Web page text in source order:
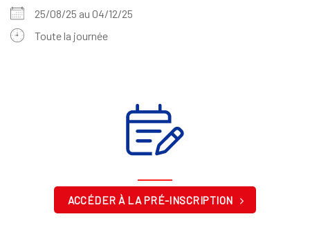
25/08/25 au 04/12/25
Toute la journée
ACCÉDER À LA PRÉ-INSCRIPTION